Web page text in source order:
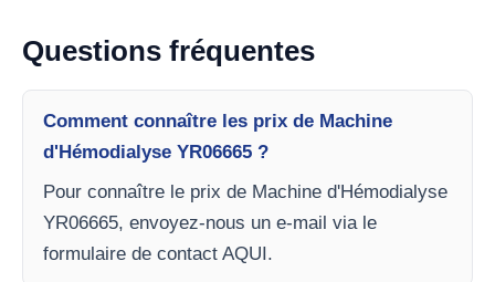
Questions fréquentes
Comment connaître les prix de Machine
d'Hémodialyse YR06665 ?
Pour connaître le prix de Machine d'Hémodialyse
YR06665, envoyez-nous un e-mail via le
formulaire de contact AQUI.